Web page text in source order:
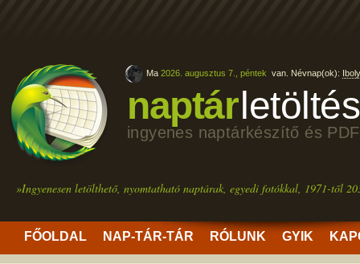
naptárletöltés
ingyenes naptárkészítő és
»Ingyenesen letölthető, nyomtatható naptárak, egyedi fotókkal, 1971-től
FŐOLDAL NAP-TÁR-TÁR RÓLUNK GYIK
Ma 2026. augusztus 7., péntek van. Névnap(ok):